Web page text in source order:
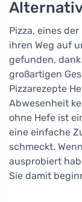
Pizza, eines
ihren Weg auf
gefunden,
großartigen
Pizzarezepte
Abwesenheit
ohne Hefe ist
eine einfache
schmeckt.
ausprobiert
Sie damit